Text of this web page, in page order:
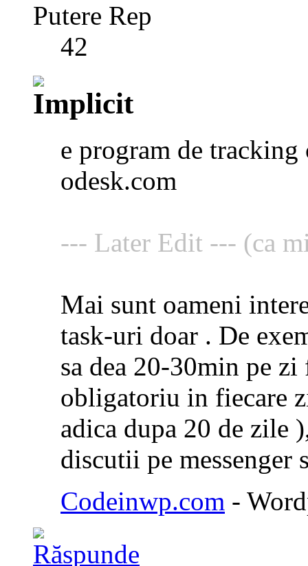
Putere Rep
42
e program de tracking
odesk.com
--- Later Edit --- (ca
Mai sunt oameni
task-uri doar . De
sa dea 20-30min pe
obligatoriu in fiecare
adica dupa 20 de zile
discutii pe
Codeinwp.com -